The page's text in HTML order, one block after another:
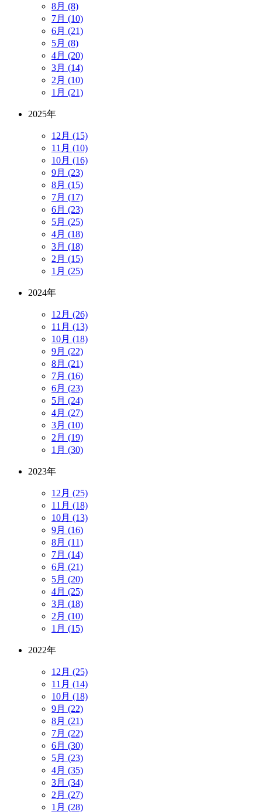
8月 (8)
7月 (10)
6月 (21)
5月 (8)
4月 (20)
3月 (14)
2月 (10)
1月 (21)
2025年
12月 (15)
11月 (10)
10月 (16)
9月 (23)
8月 (15)
7月 (17)
6月 (23)
5月 (25)
4月 (18)
3月 (18)
2月 (15)
1月 (25)
2024年
12月 (26)
11月 (13)
10月 (18)
9月 (22)
8月 (21)
7月 (16)
6月 (23)
5月 (24)
4月 (27)
3月 (10)
2月 (19)
1月 (30)
2023年
12月 (25)
11月 (18)
10月 (13)
9月 (16)
8月 (11)
7月 (14)
6月 (21)
5月 (20)
4月 (25)
3月 (18)
2月 (10)
1月 (15)
2022年
12月 (25)
11月 (14)
10月 (18)
9月 (22)
8月 (21)
7月 (22)
6月 (30)
5月 (23)
4月 (35)
3月 (34)
2月 (27)
1月 (28)